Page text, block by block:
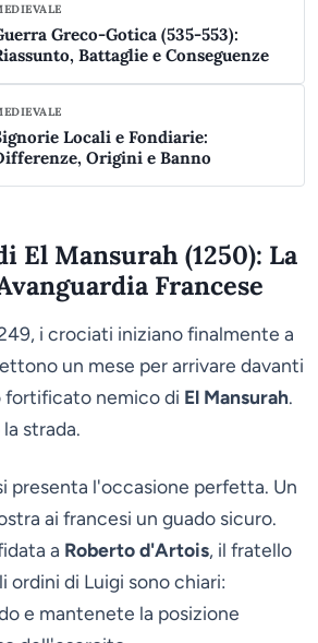
Greco-Gotica (535-553):
Battaglie e Conseguenze
Locali e Fondiarie:
Origini e Banno
El Mansurah (1250): La
Francese
i crociati iniziano finalmente a
un mese per arrivare davanti
fortificato nemico di El Mansurah.
strada.
presenta l'occasione perfetta. Un
ai francesi un guado sicuro.
a Roberto d'Artois, il fratello
ordini di Luigi sono chiari:
e mantenete la posizione